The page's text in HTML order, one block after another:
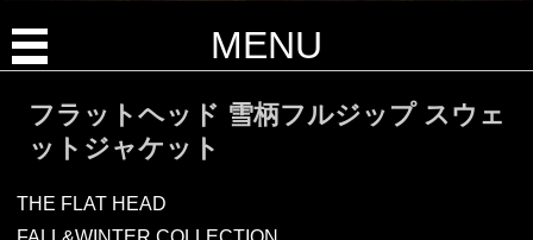
MENU
フラットヘッド 雪柄フルジップ スウェ
ットジャケット
THE FLAT HEAD